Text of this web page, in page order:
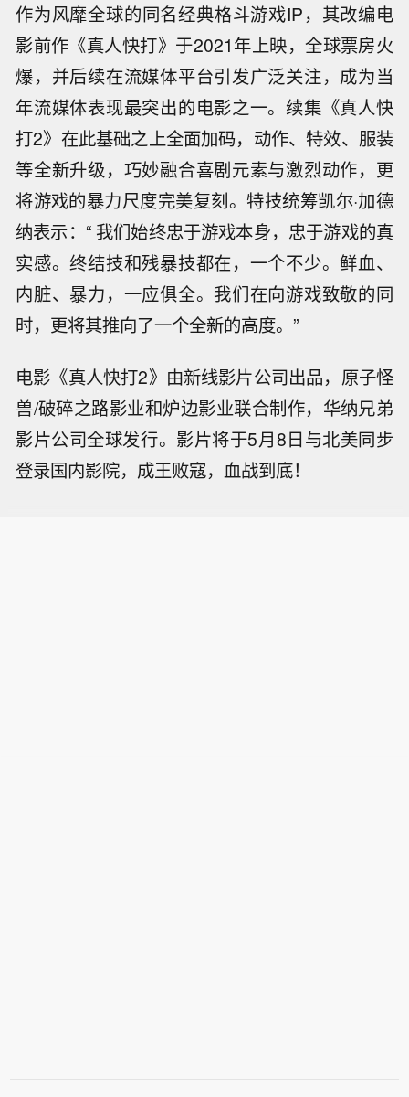
作为风靡全球的同名经典格斗游戏IP，其改编电
影前作《真人快打》于2021年上映，全球票房火
爆，并后续在流媒体平台引发广泛关注，成为当
年流媒体表现最突出的电影之一。续集《真人快
打2》在此基础之上全面加码，动作、特效、服装
等全新升级，巧妙融合喜剧元素与激烈动作，更
将游戏的暴力尺度完美复刻。特技统筹凯尔·加德
纳表示：“ 我们始终忠于游戏本身，忠于游戏的真
实感。终结技和残暴技都在，一个不少。鲜血、
内脏、暴力，一应俱全。我们在向游戏致敬的同
时，更将其推向了一个全新的高度。”
电影《真人快打2》由新线影片公司出品，原子怪
兽/破碎之路影业和炉边影业联合制作，华纳兄弟
影片公司全球发行。影片将于5月8日与北美同步
登录国内影院，成王败寇，血战到底！